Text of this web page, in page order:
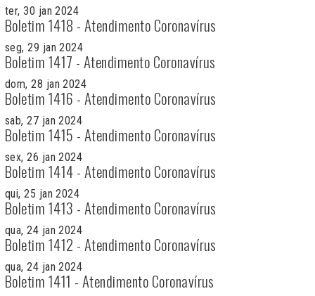
ter, 30 jan 2024
Boletim 1418 - Atendimento Coronavírus
seg, 29 jan 2024
Boletim 1417 - Atendimento Coronavírus
dom, 28 jan 2024
Boletim 1416 - Atendimento Coronavírus
sab, 27 jan 2024
Boletim 1415 - Atendimento Coronavírus
sex, 26 jan 2024
Boletim 1414 - Atendimento Coronavírus
qui, 25 jan 2024
Boletim 1413 - Atendimento Coronavírus
qua, 24 jan 2024
Boletim 1412 - Atendimento Coronavírus
qua, 24 jan 2024
Boletim 1411 - Atendimento Coronavírus